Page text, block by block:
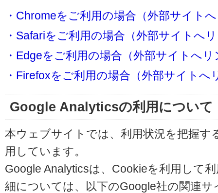
・Chromeをご利用の場合（外部サイト
・Safariをご利用の場合（外部サイトへ
・Edgeをご利用の場合（外部サイトへリ
・Firefoxをご利用の場合（外部サイトへ
Google Analyticsの利用について
本ウェブサイトでは、利用状況を把握す
用しています。
Google Analyticsは、Cookieを利用して
細については、以下のGoogle社の関連